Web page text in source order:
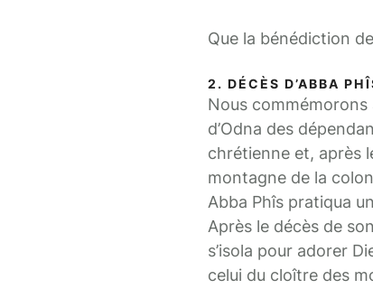
Que la bénédiction
2. DÉCÈS D’ABBA
Nous commémorons
d’Odna des
chrétienne et, après
montagne de la
Abba Phîs pratiqua
Après le décès de
s’isola pour adorer
celui du cloître des